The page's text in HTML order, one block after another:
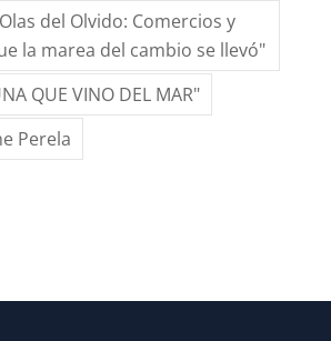
AL
ESFUERZO
DE
MUCHOS,
del Olvido: Comercios y
la marea del cambio se llevó"
QUE VINO DEL MAR"
Perela